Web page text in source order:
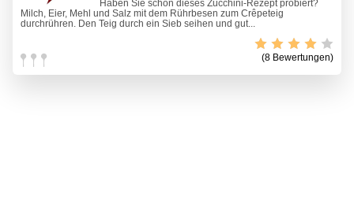
Haben Sie schon dieses Zucchini-Rezept probiert?
Milch, Eier, Mehl und Salz mit dem Rührbesen zum Crêpeteig
durchrühren. Den Teig durch ein Sieb seihen und gut...
(8 Bewertungen)